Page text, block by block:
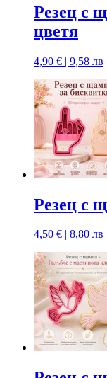
Резец с
цветя
4,90 € | 9,58 лв
Резец с
4,50 € | 8,80 лв